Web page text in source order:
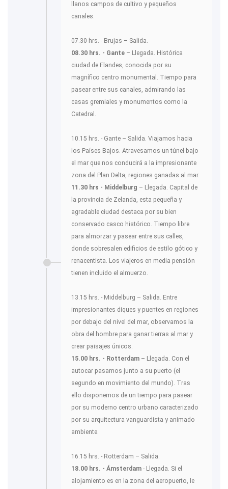
llanos campos de cultivo y pequeños
canales.
07.30 hrs. - Brujas – Salida.
08.30 hrs. - Gante – Llegada. Histórica
ciudad de Flandes, conocida por su
magnífico centro monumental. Tiempo para
pasear entre sus canales, admirando las
casas gremiales y monumentos como la
Catedral.
10.15 hrs. - Gante – Salida. Viajamos hacia
los Países Bajos. Atravesamos un túnel bajo
el mar que nos conducirá a la impresionante
zona del Plan Delta, regiones ganadas al mar.
11.30 hrs - Middelburg – Llegada. Capital de
la provincia de Zelanda, esta pequeña y
agradable ciudad destaca por su bien
conservado casco histórico. Tiempo libre
para almorzar y pasear entre sus calles,
donde sobresalen edificios de estilo gótico y
renacentista. Los viajeros en media pensión
tienen incluido el almuerzo.
13.15 hrs. - Middelburg – Salida. Entre
impresionantes diques y puentes en regiones
por debajo del nivel del mar, observamos la
obra del hombre para ganar tierras al mar y
crear paisajes únicos.
15.00 hrs. - Rotterdam – Llegada. Con el
autocar pasamos junto a su puerto (el
segundo en movimiento del mundo). Tras
ello disponemos de un tiempo para pasear
por su moderno centro urbano caracterizado
por su arquitectura vanguardista y animado
ambiente.
16.15 hrs. - Rotterdam – Salida.
18.00 hrs. - Ámsterdam - Llegada. Si el
alojamiento es en la zona del aeropuerto, le